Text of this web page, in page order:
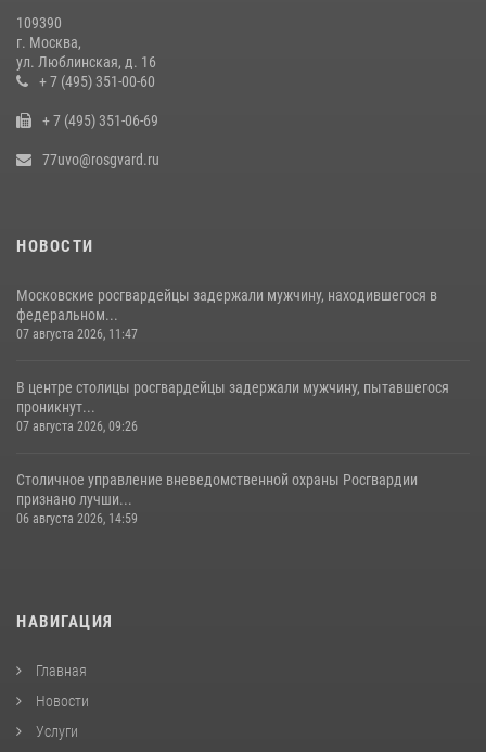
14 июля 2026, 08:00
В Москве сотрудники Росгвардии оказали помощь девушке,
17 июля 2026, 14:00
109390
г. Москва,
ул. Люблинская, д. 16
+ 7 (495) 351-00-60
+ 7 (495) 351-06-69
77uvo@rosgvard.ru
НОВОСТИ
Московские росгвардейцы задержали мужчину, находившегося в
федеральном...
07 августа 2026, 11:47
В центре столицы росгвардейцы задержали мужчину, пытавшегося
проникнут...
07 августа 2026, 09:26
Столичное управление вневедомственной охраны Росгвардии
признано лучши...
06 августа 2026, 14:59
НАВИГАЦИЯ
Главная
Новости
Услуги